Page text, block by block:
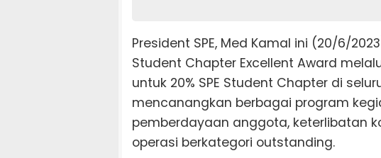
President SPE, Med Kamal ini (20/6/
Student Chapter Excellent Award
untuk 20% SPE Student Chapter di
mencanangkan berbagai program
pemberdayaan anggota, keterlibatan
operasi berkategori outstanding.